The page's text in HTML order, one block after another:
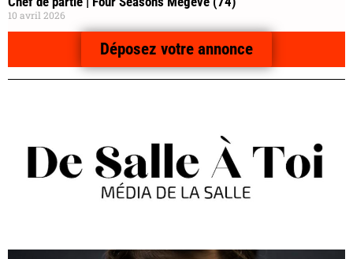
10 avril 2026
Déposez votre annonce